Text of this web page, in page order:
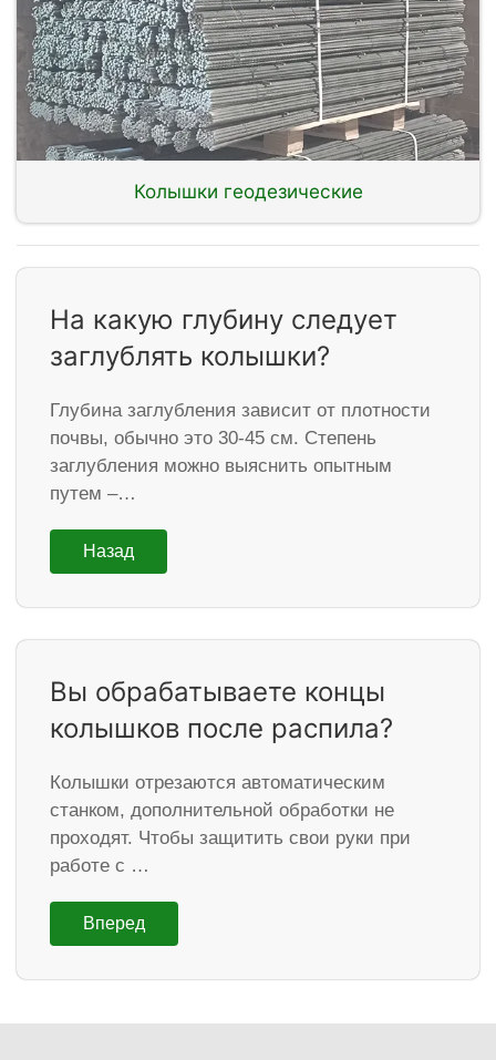
Колышки геодезические
На какую глубину следует
заглублять колышки?
Глубина заглубления зависит от плотности
почвы, обычно это 30-45 см. Степень
заглубления можно выяснить опытным
путем –…
Назад
Вы обрабатываете концы
колышков после распила?
Колышки отрезаются автоматическим
станком, дополнительной обработки не
проходят. Чтобы защитить свои руки при
работе с …
Вперед